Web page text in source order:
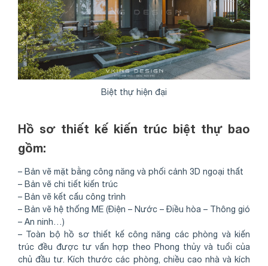
Biệt thự hiện đại
Hồ sơ thiết kế kiến trúc biệt thự bao
gồm:
– Bản vẽ mặt bằng công năng và phối cảnh 3D ngoại thất
– Bản vẽ chi tiết kiến trúc
– Bản vẽ kết cấu công trình
– Bản vẽ hệ thống ME (Điện – Nước – Điều hòa – Thông gió
– An ninh…)
– Toàn bộ hồ sơ thiết kế công năng các phòng và kiến
trúc đều được tư vấn hợp theo Phong thủy và tuổi của
chủ đầu tư. Kích thước các phòng, chiều cao nhà và kích